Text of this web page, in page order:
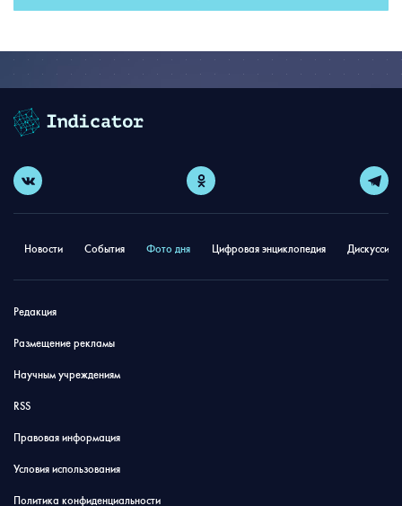
Новости События Фото дня Цифровая энциклопедия
Редакция
Размещение рекламы
Научным учреждениям
RSS
Правовая информация
Условия использования
Политика конфиденциальности